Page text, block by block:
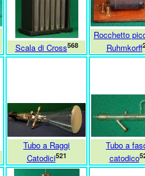
Scala di Cross568
Rocchetto
Ruhmkorff
Tubo a Raggi
Catodici521
Tubo a
catodico